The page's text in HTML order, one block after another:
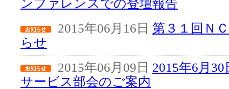
ンファレンスでの登壇報告
2015年06月16日 第３１回Ｎ
らせ
2015年06月09日 2015年6月
サービス部会のご案内